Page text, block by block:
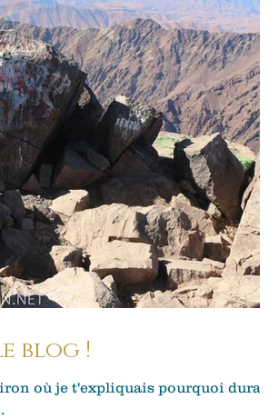
blog !
où je t'expliquais pourquoi durant